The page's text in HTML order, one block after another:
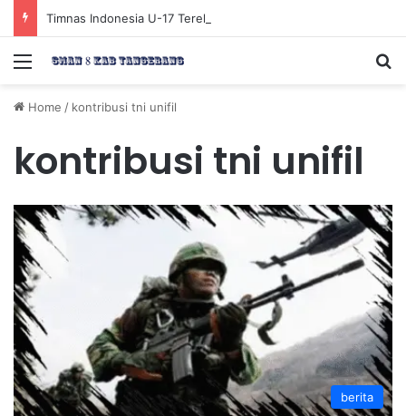
Menu
Home / kontribusi tni unifil
kontribusi tni unifil
berita